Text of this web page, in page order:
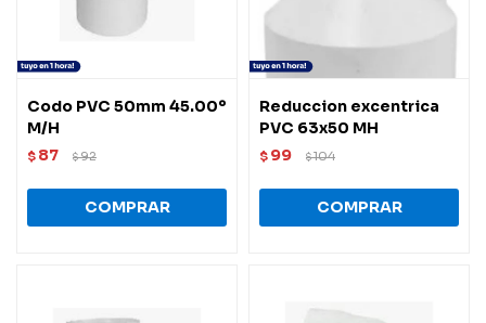
Codo PVC 50mm 45.00º
M/H
$ 87 $92
Reduccion excentrica
PVC 63x50 MH
$ 99 $104